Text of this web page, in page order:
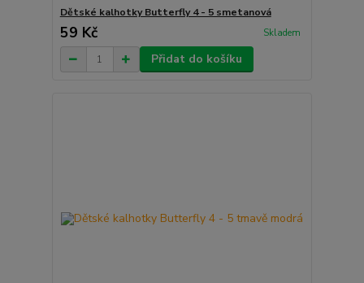
Dětské kalhotky Butterfly 4 - 5 smetanová
59 Kč Skladem
Přidat do košíku